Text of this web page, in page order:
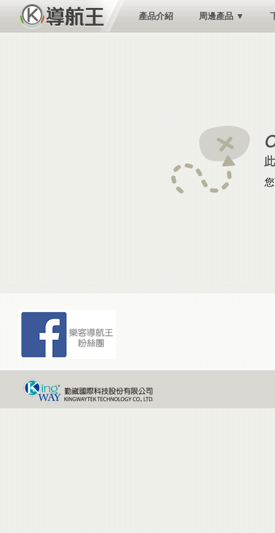
產品介紹 周邊產品 ▼